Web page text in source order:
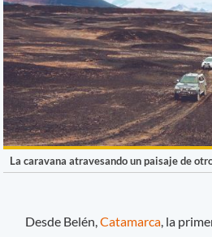
La caravana atravesando un paisaje de
Desde Belén,Catamarca , la